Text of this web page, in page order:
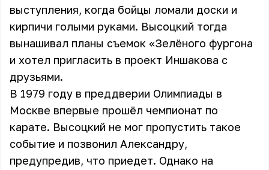
выступления, когда бойцы ломали доски и
кирпичи голыми руками. Высоцкий тогда
вынашивал планы съемок «Зелёного фургона
и хотел пригласить в проект Иншакова с
друзьями.
В 1979 году в преддверии Олимпиады в
Москве впервые прошёл чемпионат по
карате. Высоцкий не мог пропустить такое
событие и позвонил Александру,
предупредив, что приедет. Однако на